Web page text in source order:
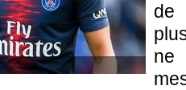
de